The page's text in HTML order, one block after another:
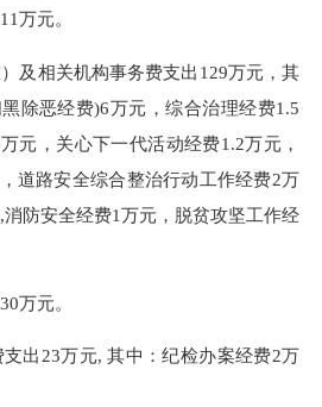
万元。
相关机构事务费支出129万元，其
除恶经费)6万元，综合治理经费1.5
元，关心下一代活动经费1.2万元，
道路安全综合整治行动工作经费2万
防安全经费1万元，脱贫攻坚工作经
万元。
23万元, 其中：纪检办案经费2万